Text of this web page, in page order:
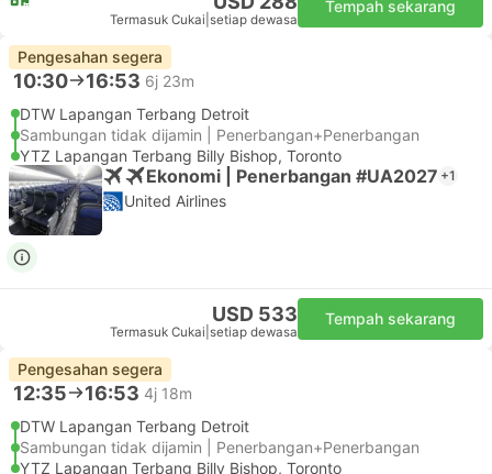
Termasuk Cukai setiap dewasa
Tempah sekarang
Pengesahan segera
10:30 16:53 6j 23m
DTW Lapangan Terbang Detroit
Sambungan tidak dijamin | Penerbangan+Penerbangan
YTZ Lapangan Terbang Billy Bishop, Toronto
Ekonomi | Penerbangan #UA2027 +1
United Airlines
USD 533
Termasuk Cukai setiap dewasa
Tempah sekarang
Pengesahan segera
12:35 16:53 4j 18m
DTW Lapangan Terbang Detroit
Sambungan tidak dijamin | Penerbangan+Penerbangan
YTZ Lapangan Terbang Billy Bishop, Toronto